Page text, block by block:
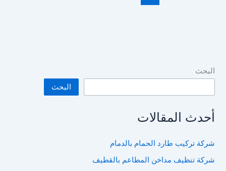
البحث
البحث
أحدث المقالات
شركة تركيب طارد الحمام بالدمام
شركة تنظيف مداخن المطاعم بالقطيف